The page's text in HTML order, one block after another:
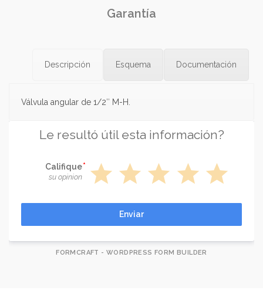
Garantía
Descripción Esquema Documentación
Válvula angular de 1/2″ M-H.
Le resultó útil esta información?
Califique
su opinion star star star star star
Enviar
FORMCRAFT - WORDPRESS FORM BUILDER